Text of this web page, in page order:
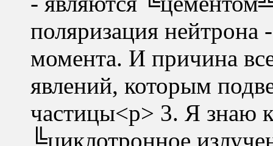
поляризация нейтрона
момента. И причина
явлений, которым
частицы<p> 3. Я знаю
╚циклотронное